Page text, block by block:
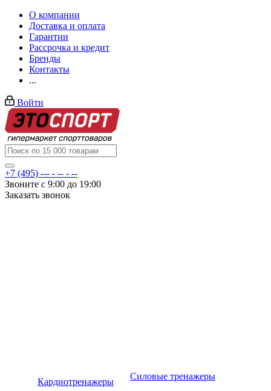
О компании
Доставка и оплата
Гарантии
Рассрочка и кредит
Бренды
Контакты
...
Войти
+7 (495) --- - -- - --
Звоните с 9:00 до 19:00
Заказать звонок
Кардиотренажеры
Силовые тренажеры